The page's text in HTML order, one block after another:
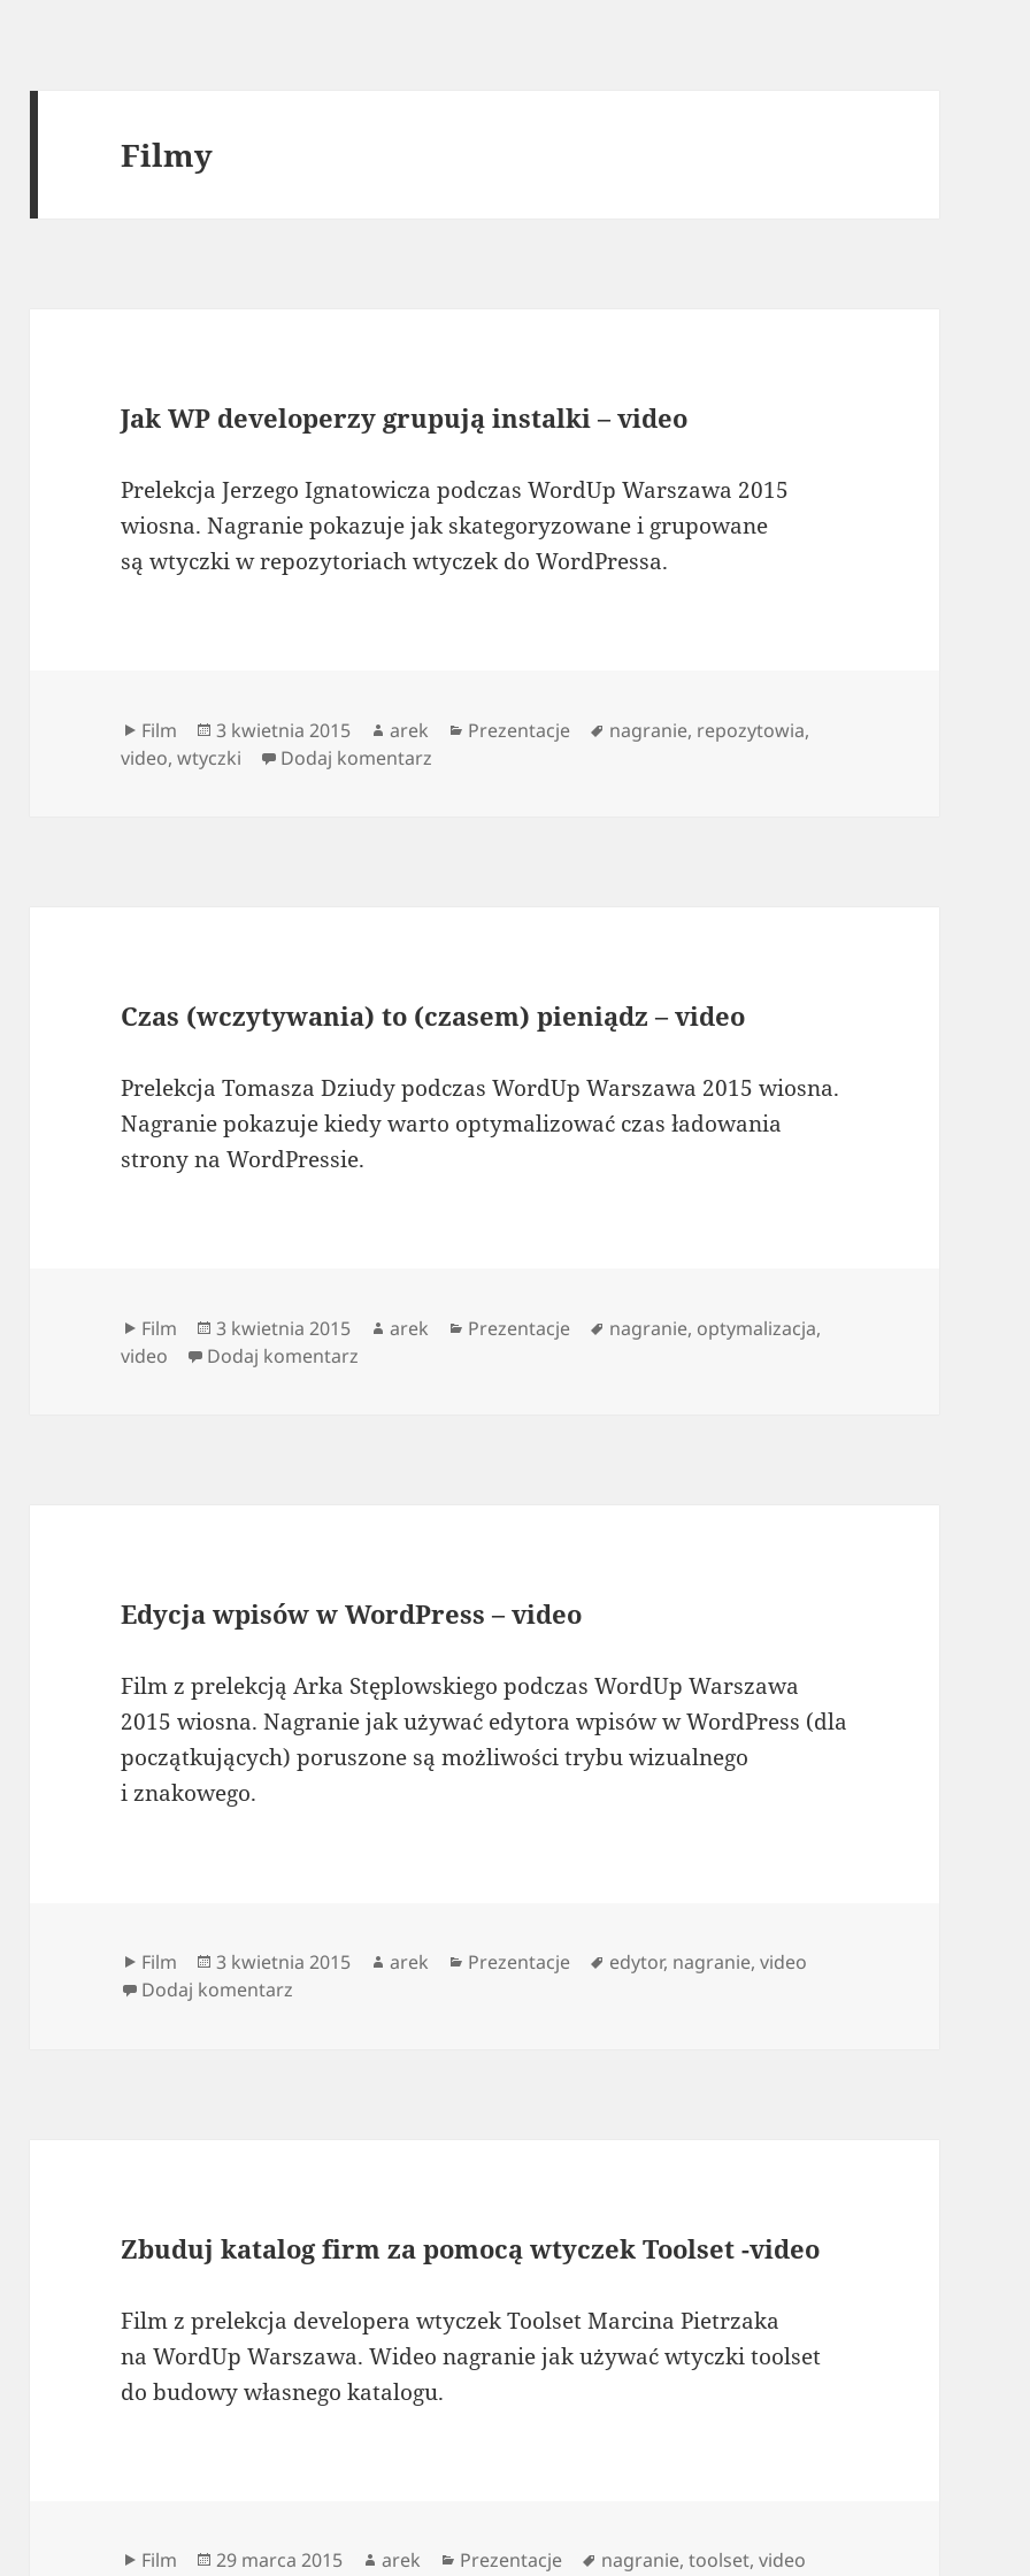
Filmy
Jak WP developerzy grupują instalki – video
Prelekcja Jerzego Ignatowicza podczas WordUp Warszawa 2015
wiosna. Nagranie pokazuje jak skategoryzowane i grupowane
są wtyczki w repozytoriach wtyczek do WordPressa.
Format
Film
Data
publikacji
3 kwietnia 2015 Autor
arek Kategorie
Prezentacje Tagi
nagranie, repozytowia,
video,wtyczki Dodaj komentarz
Czas (wczytywania) to (czasem) pieniądz – video
Prelekcja Tomasza Dziudy podczas WordUp Warszawa 2015 wiosna.
Nagranie pokazuje kiedy warto optymalizować czas ładowania
strony na WordPressie.
Format
Film
Data
publikacji
3 kwietnia 2015 Autor
arek Kategorie
Prezentacje Tagi
nagranie, optymalizacja,
video
Dodaj komentarz
Edycja wpisów w WordPress – video
Film z prelekcją Arka Stęplowskiego podczas WordUp Warszawa
2015 wiosna. Nagranie jak używać edytora wpisów w WordPress (dla
początkujących) poruszone są możliwości trybu wizualnego
i znakowego.
Format
Film
Data
publikacji
3 kwietnia 2015 Autor
arek Kategorie
Prezentacje Tagi
edytor, nagranie,video
Dodaj komentarz
Zbuduj katalog firm za pomocą wtyczek Toolset -video
Film z prelekcja developera wtyczek Toolset Marcina Pietrzaka
na WordUp Warszawa. Wideo nagranie jak używać wtyczki toolset
do budowy własnego katalogu.
Format
Film
Data
29 marca 2015 Autor
arek Kategorie
Prezentacje Tagi
nagranie,toolset,video